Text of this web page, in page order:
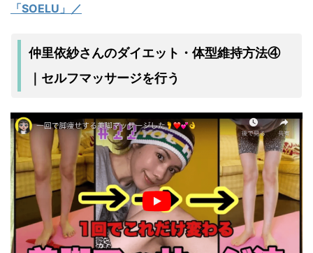
「SOELU」／
仲里依紗さんのダイエット・体型維持方法④
セルフマッサージを行う